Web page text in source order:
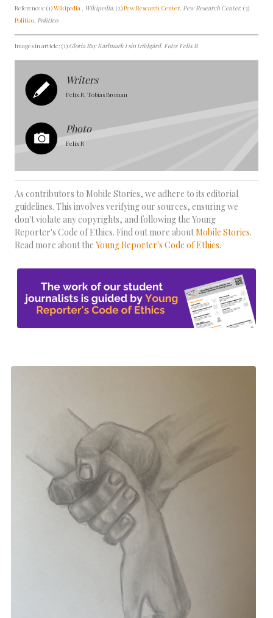
References: (1)Wikipedia , Wikipedia, (2)Pew Research Center, Pew Research Center, (3)
Politico, Politico
Images in article: (1) Gloria Ray Karlmark i sin trädgård. Foto: Felix R
Writers
Felix R, Tobias Broman
Photo
Felix R
As contributors to Mobile Stories, we adhere to its editorial
guidelines. This involves verifying our sources, ensuring we
don't violate any copyrights, and following the Young
Reporter's Code of Ethics. Find out more aboutMobile Stories.
Read more about the Young Reporter's Code of Ethics.